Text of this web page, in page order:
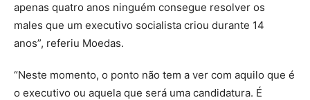
apenas quatro anos ninguém consegue resolver os
males que um executivo socialista criou durante 14
anos”, referiu Moedas.
“Neste momento, o ponto não tem a ver com aquilo que é
o executivo ou aquela que será uma candidatura. É